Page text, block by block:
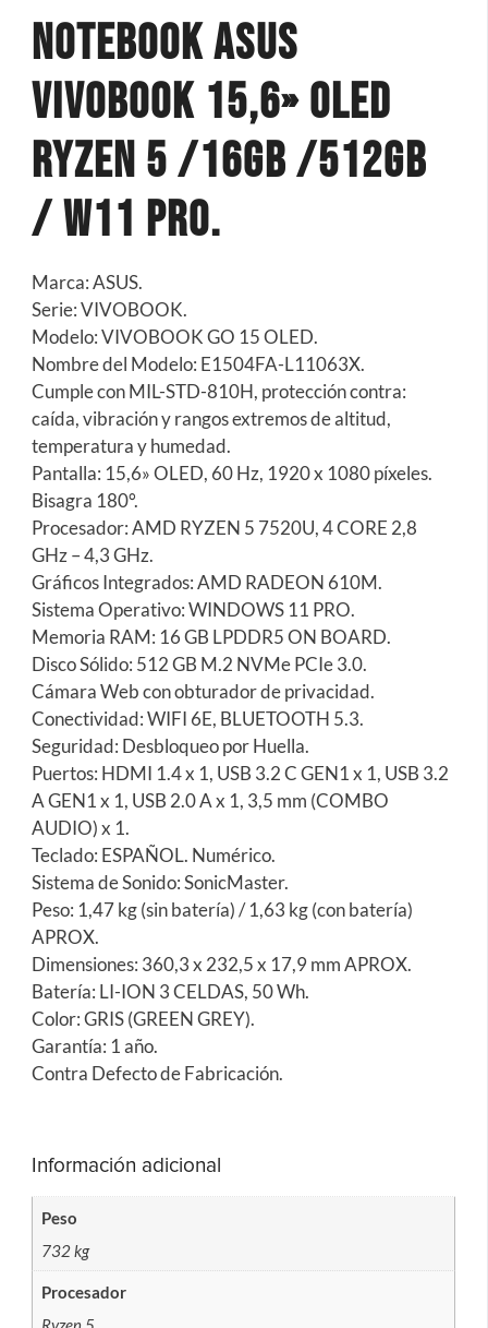
Notebook Asus
Vivobook 15,6» Oled
Ryzen 5 /16gb /512gb
/ W11 Pro.
Marca: ASUS.
Serie: VIVOBOOK.
Modelo: VIVOBOOK GO 15 OLED.
Nombre del Modelo: E1504FA-L11063X.
Cumple con MIL-STD-810H, protección contra:
caída, vibración y rangos extremos de altitud,
temperatura y humedad.
Pantalla: 15,6» OLED, 60 Hz, 1920 x 1080 píxeles.
Bisagra 180°.
Procesador: AMD RYZEN 5 7520U, 4 CORE 2,8
GHz – 4,3 GHz.
Gráficos Integrados: AMD RADEON 610M.
Sistema Operativo: WINDOWS 11 PRO.
Memoria RAM: 16 GB LPDDR5 ON BOARD.
Disco Sólido: 512 GB M.2 NVMe PCIe 3.0.
Cámara Web con obturador de privacidad.
Conectividad: WIFI 6E, BLUETOOTH 5.3.
Seguridad: Desbloqueo por Huella.
Puertos: HDMI 1.4 x 1, USB 3.2 C GEN1 x 1, USB 3.2
A GEN1 x 1, USB 2.0 A x 1, 3,5 mm (COMBO
AUDIO) x 1.
Teclado: ESPAÑOL. Numérico.
Sistema de Sonido: SonicMaster.
Peso: 1,47 kg (sin batería) / 1,63 kg (con batería)
APROX.
Dimensiones: 360,3 x 232,5 x 17,9 mm APROX.
Batería: LI-ION 3 CELDAS, 50 Wh.
Color: GRIS (GREEN GREY).
Garantía: 1 año.
Contra Defecto de Fabricación.
Información adicional
Peso
732 kg
Procesador